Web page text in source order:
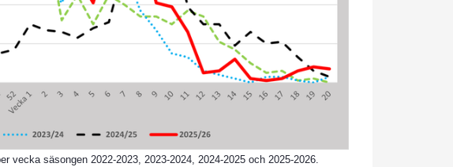
vecka säsongen 2022-2023, 2023-2024, 2024-2025 och 2025-2026.